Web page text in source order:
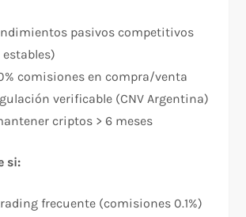
pasivos competitivos
estables)
comisiones en compra/venta
verificable (CNV Argentina)
criptos > 6 meses
si:
frecuente (comisiones 0.1%)